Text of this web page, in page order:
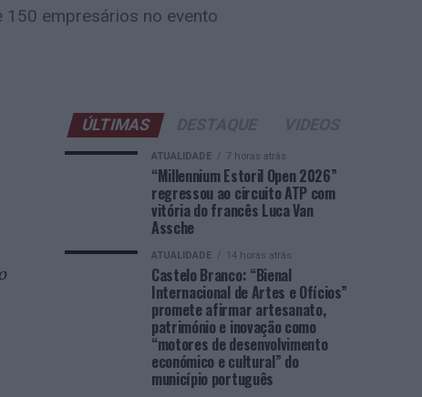
empresários no evento
ÚLTIMAS
ATUALIDADE 7 horas atrás
“Millennium Estoril Open 2026”
regressou ao circuito ATP com
vitória do francês Luca Van
Assche
ATUALIDADE 14 horas atrás
Castelo Branco: “Bienal
Internacional de Artes e Ofícios”
promete afirmar artesanato,
património e inovação como
“motores de desenvolvimento
económico e cultural” do
município português